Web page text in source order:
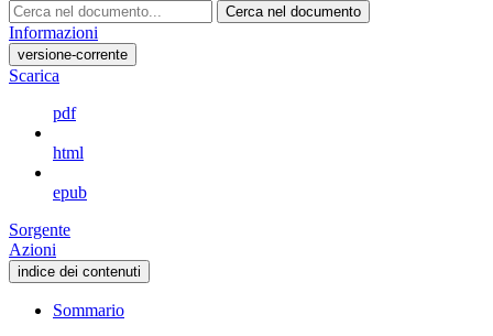
Cerca nel documento
Informazioni
versione-corrente
Scarica
pdf
html
epub
Sorgente
Azioni
indice dei contenuti
Sommario